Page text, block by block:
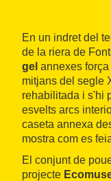
En un indret del
de la riera de
gel annexes
mitjans del segle
rehabilitada i s'hi
esvelts arcs
caseta annexa
mostra com es
El conjunt de
projecte